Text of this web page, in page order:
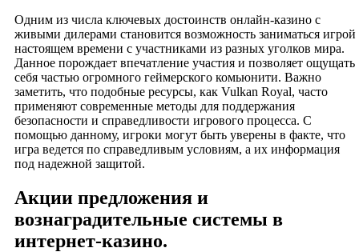
Одним из числа ключевых достоинств онлайн-казино с
живыми дилерами становится возможность заниматься игрой
настоящем времени с участниками из разных уголков мира.
Данное порождает впечатление участия и позволяет ощущать
себя частью огромного геймерского комьюнити. Важно
заметить, что подобные ресурсы, как Vulkan Royal, часто
применяют современные методы для поддержания
безопасности и справедливости игрового процесса. С
помощью данному, игроки могут быть уверены в факте, что
игра ведется по справедливым условиям, а их информация
под надежной защитой.
Акции предложения и
вознаградительные системы в
интернет-казино.